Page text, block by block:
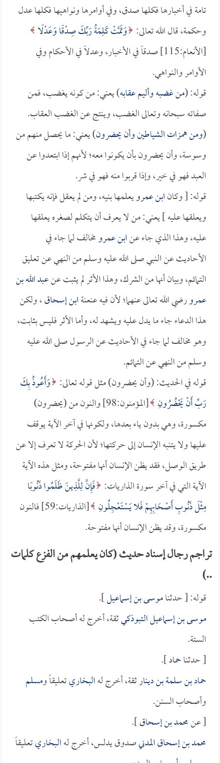
تامة في أخبارها فكلها صدق، وفي أوامرها ونواهيها فكلها عدل
وحكمة، قال الله تعالى: وَتَمَّتْ كَلِمَةُ رَبِّكَ صِدْقًا وَعَدْلًا
[الأنعام:115] صدقاً في الأخبار، وعدلاً في الأحكام وفي
الأوامر والنواهي.
قوله: (من غضبه وأليم عقابه) يعني: من كونه يغضب، فمن
صفاته سبحانه وتعالى الغضب، وينتج عن الغضب العقاب.
(ومن همزات الشياطين وأن يحضرون) يعني: ما يحصل منهم من
وسوسة، وأن يحضرون بأن يكونوا معه؛ لأنهم إذا ابتعدوا عن
العبد فهو في خير، وإذا قربوا منه فهو في شر.
قوله: [ وكانابن عمرويعلمها بنيه، ومن لم يعقل فإنه يكتبها
ويعلقها عليه ] يعني: من لا يعرف أن يتكلم لصغره يعلقها
عليه، وهذا الذي جاء عنابن عمرومخالف لما جاء في
الأحاديث عن النبي صلى الله عليه وسلم من النهي عن تعليق
التمائم، وبيان أنها من الشرك، وهذا الأثر لم يثبت عنعبد الله بن
عمرورضي الله تعالى عنهما؛ لأن فيه عنعنةابن إسحاق، ولكن
هذا الدعاء جاء ما يدل عليه ويشهد له، وأما الأثر فليس بثابت،
وهو مخالف لما جاء في الأحاديث عن الرسول صلى الله عليه
وسلم من النهي عن التمائم.
قوله في الحديث: (وأن يحضرون) مثل قوله تعالى: وَأَعُوذُ بِكَ
رَبِّ أَنْ يَحْضُرُونِ
[المؤمنون:98] والنون من (يحضرون)
مكسورة، وهي بدون ياء بعدها، ولكونها في آخر الآية يوقف
عليها ولا يتنبه الإنسان إلى حركتها؛ لأن الحركة لا تعرف إلا عن
طريق الوصل، فقد يظن الإنسان أنها مفتوحة، ومثل هذه الآية
الآية التي في آخر سورة الذاريات: فَإِنَّ لِلَّذِينَ ظَلَمُوا ذَنُوبًا
مِثْلَ ذَنُوبِ أَصْحَابِهِمْ فَلا يَسْتَعْجِلُونِ
[الذاريات:59] فالنون
مكسورة، وقد يظن الإنسان أنها مفتوحة.
تراجم رجال إسناد حديث (كان يعلمهم من الفزع كلمات
..)
قوله: [ حدثناموسى بن إسماعيل].
موسى بن إسماعيل التبوذكيثقة، أخرج له أصحاب الكتب
الستة.
[ حدثناحماد].
حماد بن سلمة بن دينارثقة، أخرج لهالبخاريتعليقاً ومسلم
وأصحاب السنن.
[ عنمحمد بن إسحاق].
محمد بن إسحاق المدنيصدوق يدلس، أخرج لهالبخاريتعليقاً